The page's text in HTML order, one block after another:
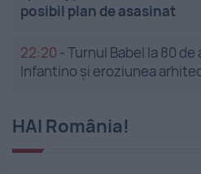
posibil plan de asasinat
22:20 -Turnul Babel la 80 de
Infantino și eroziunea
HAI România!